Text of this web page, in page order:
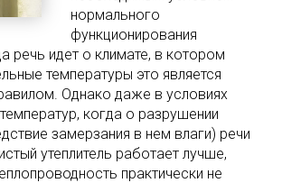
нормального
функционирования
речь идет о климате, в котором
температуры это является
Однако даже в условиях
когда о разрушении
замерзания в нем влаги) речи
утеплитель работает лучше,
практически не